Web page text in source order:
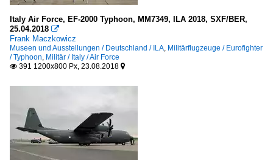
Italy Air Force, EF-2000 Typhoon, MM7349, ILA 2018, SXF/BER,
25.04.2018 
Frank Maczkowicz
Museen und Ausstellungen / Deutschland / ILA, Militärflugzeuge / Eurofighter
/ Typhoon, Militär / Italy / Air Force
 391 1200x800 Px, 23.08.2018 